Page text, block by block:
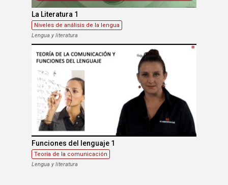
La Literatura 1
Niveles de análisis de la lengua
Lengua y literatura
Funciones del lenguaje 1
Teoría de la comunicación
Lengua y literatura